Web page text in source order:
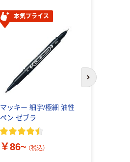
本気プライス
マッキー 細字/極細 油性
ペン ゼブラ
￥86~ （税込）
次のスライド